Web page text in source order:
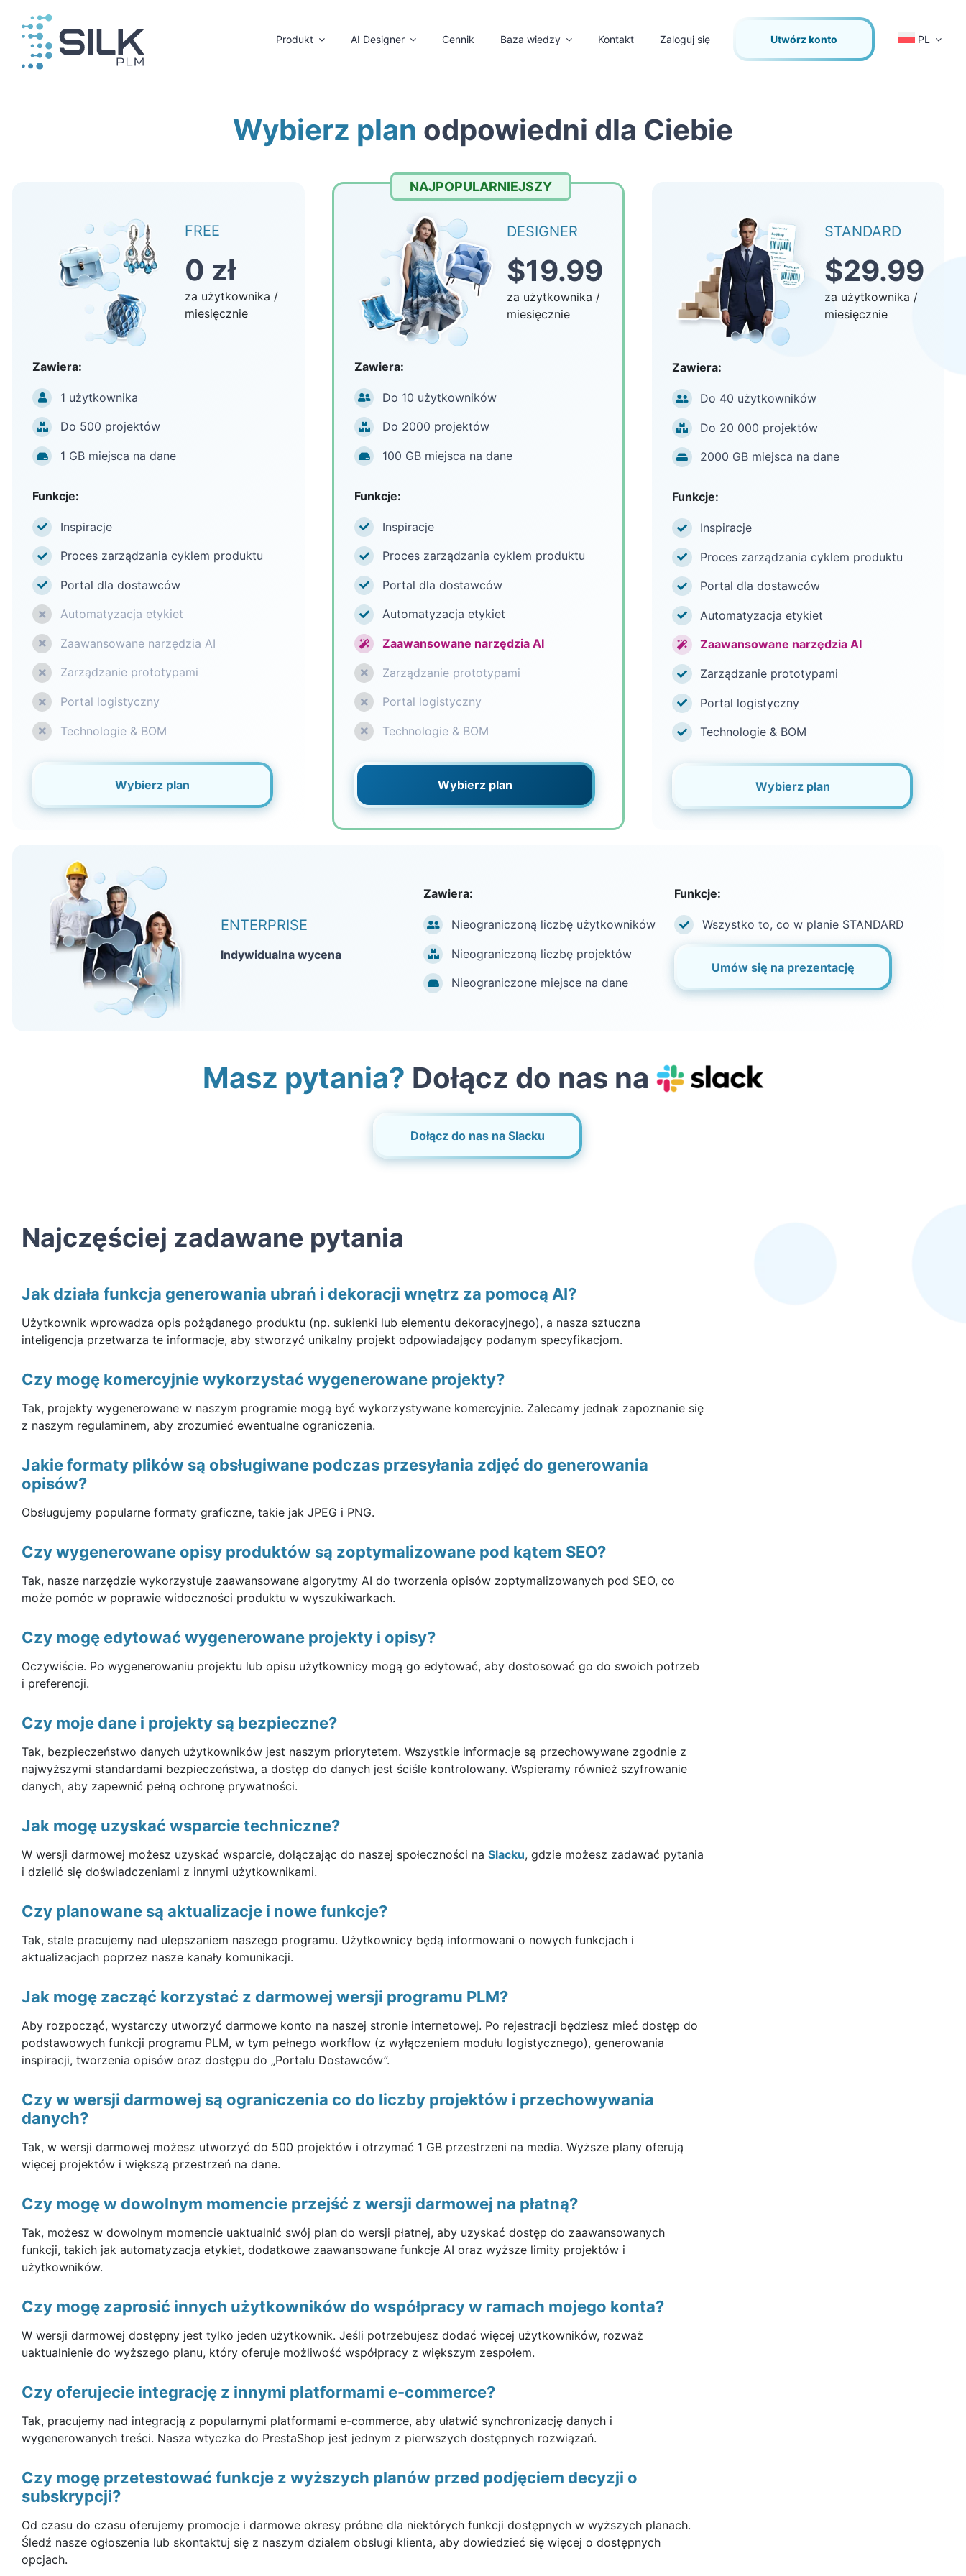
zawartości
Produkt AI Designer Cennik Baza wiedzy Kontakt Zaloguj się Utwórz konto PL
Wybierz plan odpowiedni dla Ciebie
FREE
0 zł
za użytkownika /
miesięcznie
Zawiera:
1 użytkownika
Do 500 projektów
1 GB miejsca na dane
Funkcje:
Inspiracje
Proces zarządzania cyklem produktu
Portal dla dostawców
Automatyzacja etykiet
Zaawansowane narzędzia AI
Zarządzanie prototypami
Portal logistyczny
Technologie & BOM
Wybierz plan
NAJPOPULARNIEJSZY
DESIGNER
$19.99
za użytkownika /
miesięcznie
Zawiera:
Do 10 użytkowników
Do 2000 projektów
100 GB miejsca na dane
Funkcje:
Inspiracje
Proces zarządzania cyklem produktu
Portal dla dostawców
Automatyzacja etykiet
Zaawansowane narzędzia AI
Zarządzanie prototypami
Portal logistyczny
Technologie & BOM
Wybierz plan
STANDARD
$29.99
za użytkownika /
miesięcznie
Zawiera:
Do 40 użytkowników
Do 20 000 projektów
2000 GB miejsca na dane
Funkcje:
Inspiracje
Proces zarządzania cyklem produktu
Portal dla dostawców
Automatyzacja etykiet
Zaawansowane narzędzia AI
Zarządzanie prototypami
Portal logistyczny
Technologie & BOM
Wybierz plan
ENTERPRISE
Indywidualna wycena
Zawiera:
Nieograniczoną liczbę użytkowników
Nieograniczoną liczbę projektów
Nieograniczone miejsce na dane
Funkcje:
Wszystko to, co w planie STANDARD
Umów się na prezentację
Masz pytania? Dołącz do nas na
Dołącz do nas na Slacku
Najczęściej zadawane pytania
Jak działa funkcja generowania ubrań i dekoracji wnętrz za pomocą AI?
Użytkownik wprowadza opis pożądanego produktu (np. sukienki lub elementu dekoracyjnego), a nasza sztuczna
inteligencja przetwarza te informacje, aby stworzyć unikalny projekt odpowiadający podanym specyfikacjom.
Czy mogę komercyjnie wykorzystać wygenerowane projekty?
Tak, projekty wygenerowane w naszym programie mogą być wykorzystywane komercyjnie. Zalecamy jednak zapoznanie się
z naszym regulaminem, aby zrozumieć ewentualne ograniczenia.
Jakie formaty plików są obsługiwane podczas przesyłania zdjęć do generowania
opisów?
Obsługujemy popularne formaty graficzne, takie jak JPEG i PNG.
Czy wygenerowane opisy produktów są zoptymalizowane pod kątem SEO?
Tak, nasze narzędzie wykorzystuje zaawansowane algorytmy AI do tworzenia opisów zoptymalizowanych pod SEO, co
może pomóc w poprawie widoczności produktu w wyszukiwarkach.
Czy mogę edytować wygenerowane projekty i opisy?
Oczywiście. Po wygenerowaniu projektu lub opisu użytkownicy mogą go edytować, aby dostosować go do swoich potrzeb
i preferencji.
Czy moje dane i projekty są bezpieczne?
Tak, bezpieczeństwo danych użytkowników jest naszym priorytetem. Wszystkie informacje są przechowywane zgodnie z
najwyższymi standardami bezpieczeństwa, a dostęp do danych jest ściśle kontrolowany. Wspieramy również szyfrowanie
danych, aby zapewnić pełną ochronę prywatności.
Jak mogę uzyskać wsparcie techniczne?
W wersji darmowej możesz uzyskać wsparcie, dołączając do naszej społeczności na Slacku, gdzie możesz zadawać pytania
i dzielić się doświadczeniami z innymi użytkownikami.
Czy planowane są aktualizacje i nowe funkcje?
Tak, stale pracujemy nad ulepszaniem naszego programu. Użytkownicy będą informowani o nowych funkcjach i
aktualizacjach poprzez nasze kanały komunikacji.
Jak mogę zacząć korzystać z darmowej wersji programu PLM?
Aby rozpocząć, wystarczy utworzyć darmowe konto na naszej stronie internetowej. Po rejestracji będziesz mieć dostęp do
podstawowych funkcji programu PLM, w tym pełnego workflow (z wyłączeniem modułu logistycznego), generowania
inspiracji, tworzenia opisów oraz dostępu do „Portalu Dostawców”.
Czy w wersji darmowej są ograniczenia co do liczby projektów i przechowywania
danych?
Tak, w wersji darmowej możesz utworzyć do 500 projektów i otrzymać 1 GB przestrzeni na media. Wyższe plany oferują
więcej projektów i większą przestrzeń na dane.
Czy mogę w dowolnym momencie przejść z wersji darmowej na płatną?
Tak, możesz w dowolnym momencie uaktualnić swój plan do wersji płatnej, aby uzyskać dostęp do zaawansowanych
funkcji, takich jak automatyzacja etykiet, dodatkowe zaawansowane funkcje AI oraz wyższe limity projektów i
użytkowników.
Czy mogę zaprosić innych użytkowników do współpracy w ramach mojego konta?
W wersji darmowej dostępny jest tylko jeden użytkownik. Jeśli potrzebujesz dodać więcej użytkowników, rozważ
uaktualnienie do wyższego planu, który oferuje możliwość współpracy z większym zespołem.
Czy oferujecie integrację z innymi platformami e-commerce?
Tak, pracujemy nad integracją z popularnymi platformami e-commerce, aby ułatwić synchronizację danych i
wygenerowanych treści. Nasza wtyczka do PrestaShop jest jednym z pierwszych dostępnych rozwiązań.
Czy mogę przetestować funkcje z wyższych planów przed podjęciem decyzji o
subskrypcji?
Od czasu do czasu oferujemy promocje i darmowe okresy próbne dla niektórych funkcji dostępnych w wyższych planach.
Śledź nasze ogłoszenia lub skontaktuj się z naszym działem obsługi klienta, aby dowiedzieć się więcej o dostępnych
opcjach.